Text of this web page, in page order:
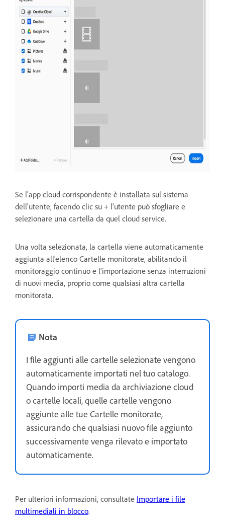
Se l'app cloud corrispondente è installata sul sistema
dell'utente, facendo clic su + l'utente può sfogliare e
selezionare una cartella da quel cloud service.
Una volta selezionata, la cartella viene automaticamente
aggiunta all'elenco Cartelle monitorate, abilitando il
monitoraggio continuo e l'importazione senza interruzioni
di nuovi media, proprio come qualsiasi altra cartella
monitorata.
Nota
I file aggiunti alle cartelle selezionate vengono
automaticamente importati nel tuo catalogo.
Quando importi media da archiviazione cloud
o cartelle locali, quelle cartelle vengono
aggiunte alle tue Cartelle monitorate,
assicurando che qualsiasi nuovo file aggiunto
successivamente venga rilevato e importato
automaticamente.
Per ulteriori informazioni, consultate Importare i file
multimediali in blocco.